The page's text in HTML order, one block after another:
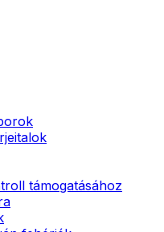
támogatásához